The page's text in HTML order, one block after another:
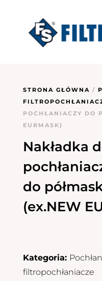
STRONA GŁÓWNA /
POCHŁANIACZY DO
EURMASK)
Nakładka
do
(ex.NEW
Kategoria:
filtropochłaniacze